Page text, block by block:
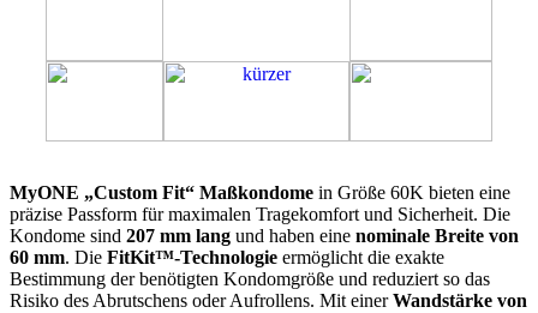
MyONE „Custom Fit“ Maßkondome in Größe 60K bieten eine
präzise Passform für maximalen Tragekomfort und Sicherheit. Die
Kondome sind 207 mm lang und haben eine nominale Breite von
60 mm. Die FitKit™-Technologie ermöglicht die exakte
Bestimmung der benötigten Kondomgröße und reduziert so das
Risiko des Abrutschens oder Aufrollens. Mit einerWandstärke von